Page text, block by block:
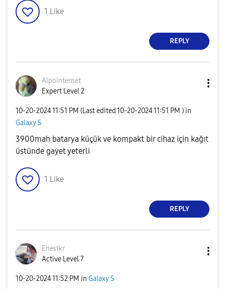
1 Like
REPLY
Alpointernet
Expert Level 2
‎10-20-202411:51 PM (Last edited ‎10-20-202411:51 PM ) in
Galaxy S
3900mah batarya küçük ve kompakt bir cihaz için kağıt
üstünde gayet yeterli
1 Like
REPLY
Enestkr
Active Level 7
‎10-20-202411:52 PM in Galaxy S